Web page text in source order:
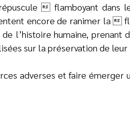
flamboyant
encore de ranimer la
l’histoire humaine, prenant
sur la préservation de leur
adverses et faire émerger